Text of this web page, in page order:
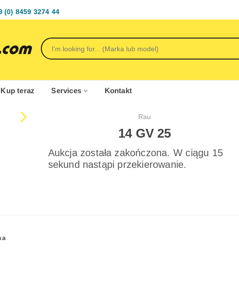
(0) 8459 3274 44
teraz Services Kontakt
Rau
14 GV 25
Aukcja została zakończona. W ciągu 15
sekund nastąpi przekierowanie.